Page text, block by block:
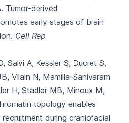
Tumor-derived
early stages of brain
Cell Rep
Salvi A, Kessler S, Ducret S,
Vilain N, Mamilla-Sanivaram
H, Stadler MB, Minoux M,
topology enables
during craniofacial